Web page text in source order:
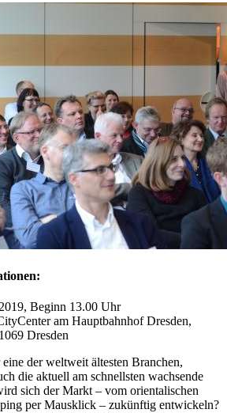
Beginn 13.00 Uhr
am Hauptbahnhof Dresden,
Dresden
der weltweit ältesten Branchen,
die aktuell am schnellsten wachsende
sich der Markt – vom orientalischen
per Mausklick – zukünftig entwickeln?